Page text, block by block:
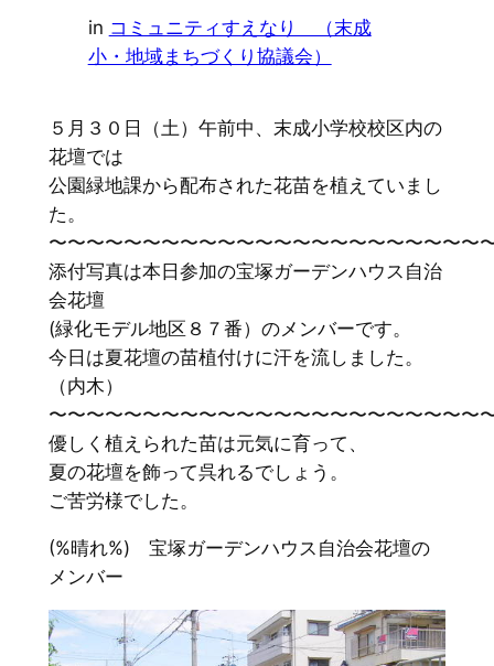
in コミュニティすえなり （末成
小・地域まちづくり協議会）
５月３０日（土）午前中、末成小学校校区内の
花壇では
公園緑地課から配布された花苗を植えていまし
た。
〜〜〜〜〜〜〜〜〜〜〜〜〜〜〜〜〜〜〜〜〜〜〜
添付写真は本日参加の宝塚ガーデンハウス自治
会花壇
(緑化モデル地区８７番）のメンバーです。
今日は夏花壇の苗植付けに汗を流しました。
（内木）
〜〜〜〜〜〜〜〜〜〜〜〜〜〜〜〜〜〜〜〜〜〜〜
優しく植えられた苗は元気に育って、
夏の花壇を飾って呉れるでしょう。
ご苦労様でした。
(%晴れ%) 宝塚ガーデンハウス自治会花壇の
メンバー